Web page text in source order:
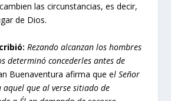
las circunstancias, es decir,
de Dios.
Rezando alcanzan los hombres
determinó concederles antes de
Buenaventura afirma que el Señor
que al verse sitiado de